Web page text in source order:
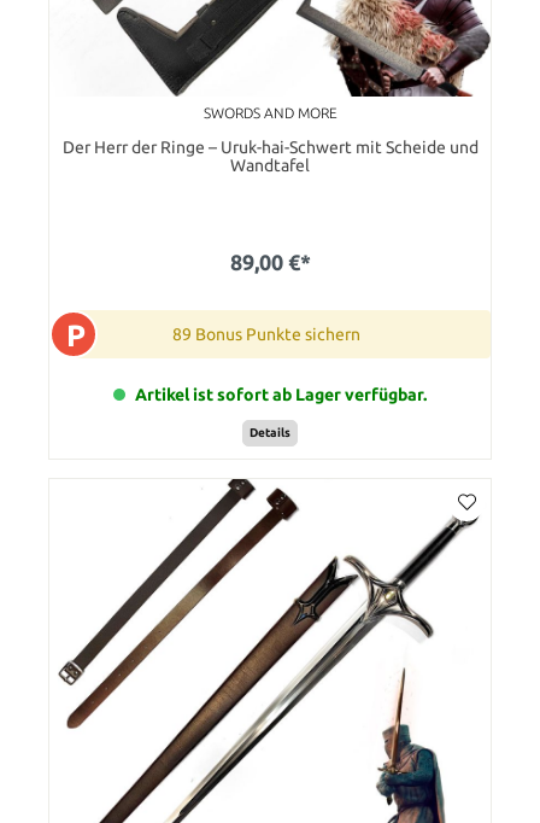
SWORDS AND MORE
Der Herr der Ringe – Uruk-hai-Schwert mit Scheide und
Wandtafel
89,00 €*
P 89 Bonus Punkte sichern
Artikel ist sofort ab Lager verfügbar.
Details